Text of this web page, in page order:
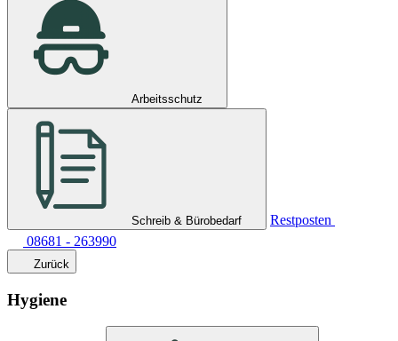
Arbeitsschutz
Schreib & Bürobedarf
Restposten
08681 - 263990
Zurück
Hygiene